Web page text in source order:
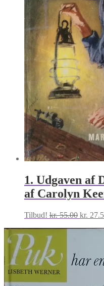
1. Udgaven af
af Carolyn
Tilbud! kr.55.00 Den
kr.